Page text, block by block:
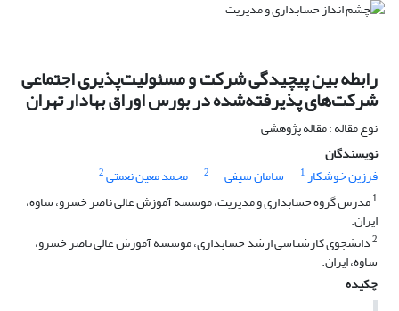
رابطه بین پیچیدگی شرکت و مسئولیت‌پذیری اجتماعی
شرکت‌های پذیرفته‌شده در بورس اوراق بهادار تهران
نوع مقاله : مقاله پژوهشی
نویسندگان
فرزین خوشکار1 سامان سیفی 2 محمد معین نعمتی2
1مدرس گروه حسابداری و مدیریت، موسسه آموزش عالی ناصر خسرو، ساوه،
ایران.
2دانشجوی کارشناسی ارشد حسابداری، موسسه آموزش عالی ناصر خسرو،
ساوه، ایران.
چکیده